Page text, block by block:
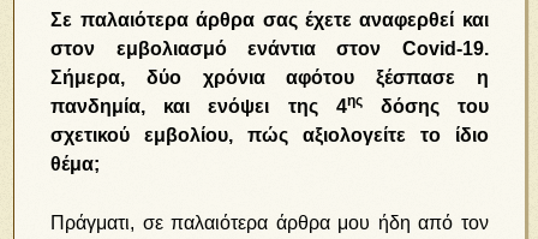
Σε παλαιότερα άρθρα σας έχετε αναφερθεί και
στον εμβολιασμό ενάντια στον Covid-19.
Σήμερα, δύο χρόνια αφότου ξέσπασε η
πανδημία, και ενόψει της 4ηςδόσης του
σχετικού εμβολίου, πώς αξιολογείτε το ίδιο
θέμα;
Πράγματι, σε παλαιότερα άρθρα μου ήδη από τον